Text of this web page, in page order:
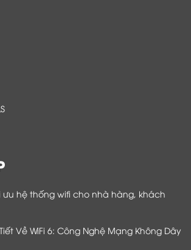
ưu hệ thống wifi cho nhà hàng, khách
Về WiFi 6: Công Nghệ Mạng Không Dây